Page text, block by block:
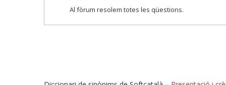
Al fòrum resolem totes les qüestions.